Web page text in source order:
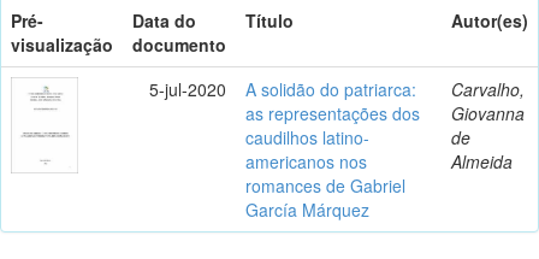
Pré-
visualização
Data do
documento
Título Autor(es)
5-jul-2020
A solidão do patriarca:
as representações dos
caudilhos latino-
americanos nos
romances de Gabriel
García Márquez
Carvalho,
Giovanna
de
Almeida